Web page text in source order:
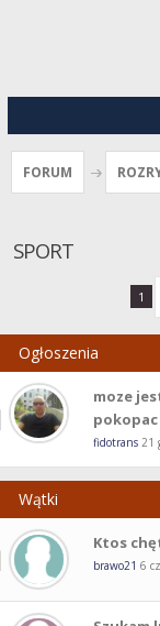
FORUM
SPORT
1
Ogłoszenia
moze
fidotrans 21
Wątki
Ktos
brawo21 6